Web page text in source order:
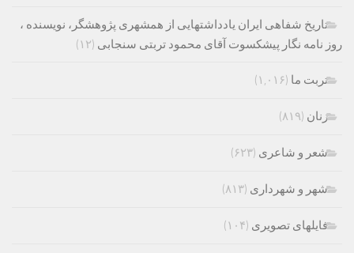
تاریخ شفاهی ایران یادداشتهایی از همشهری پژوهشگر، نویسنده ،
روز نامه نگار پیشکسوت آقای محمود تربتی سنجابی (۱۲)
تربت ما (۱,۰۱۶)
زنان (۸۱۹)
شعر و شاعری (۶۲۳)
شهر و شهرداری (۸۱۳)
فایلهای تصویری (۱۰۴)